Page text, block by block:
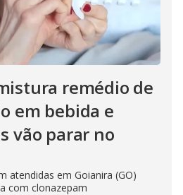
remédio de
em bebida e
vão parar no
atendidas em Goianira (GO)
com clonazepam